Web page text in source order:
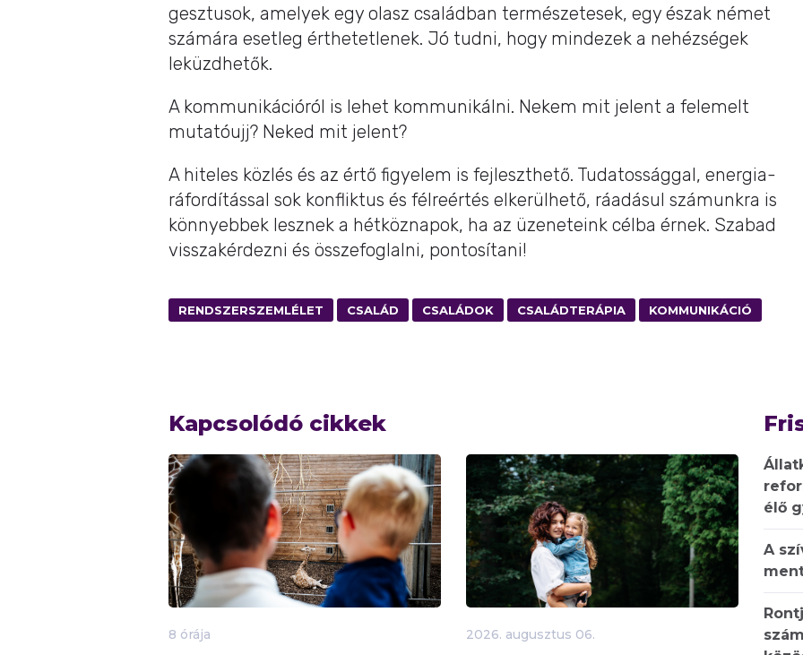
gesztusok, amelyek egy olasz családban természetesek, egy észak német
számára esetleg érthetetlenek. Jó tudni, hogy mindezek a nehézségek
leküzdhetők.
A kommunikációról is lehet kommunikálni. Nekem mit jelent a felemelt
mutatóujj? Neked mit jelent?
A hiteles közlés és az értő figyelem is fejleszthető. Tudatossággal, energia-
ráfordítással sok konfliktus és félreértés elkerülhető, ráadásul számunkra is
könnyebbek lesznek a hétköznapok, ha az üzeneteink célba érnek. Szabad
visszakérdezni és összefoglalni, pontosítani!
RENDSZERSZEMLÉLET CSALÁD CSALÁDOK CSALÁDTERÁPIA KOMMUNIKÁCIÓ
Kapcsolódó cikkek
8 órája 2026. augusztus 06.
élő
A